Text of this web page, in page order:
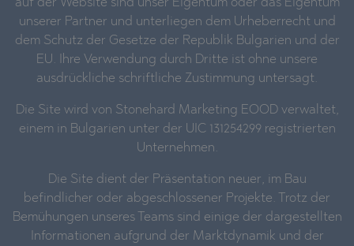
auf der Website sind unser Eigentum oder das Eigentum
unserer Partner und unterliegen dem Urheberrecht und
dem Schutz der Gesetze der Republik Bulgarien und der
EU. Ihre Verwendung durch Dritte ist ohne unsere
ausdrückliche schriftliche Zustimmung untersagt.
Die Site wird von Stonehard Marketing EOOD verwaltet,
einem in Bulgarien unter der UIC 131254299 registrierten
Unternehmen.
Die Site dient der Präsentation neuer, im Bau
befindlicher oder abgeschlossener Projekte. Trotz der
Bemühungen unseres Teams sind einige der dargestellten
Informationen aufgrund der Marktdynamik und der